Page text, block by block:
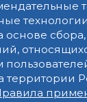
сбора,
территории